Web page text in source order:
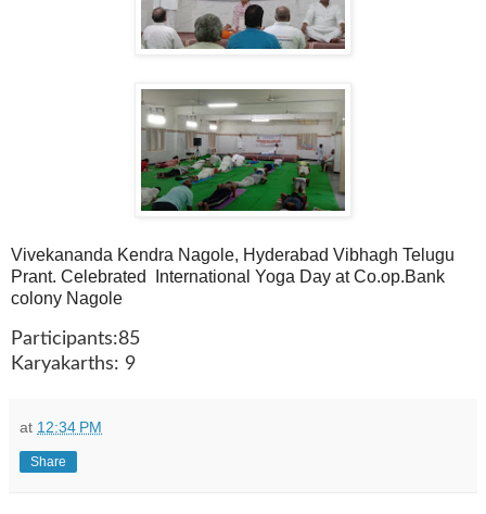
Vivekananda Kendra Nagole, Hyderabad Vibhagh Telugu
Prant. Celebrated International Yoga Day at Co.op.Bank
colony Nagole
Participants:85
Karyakarths: 9
at 12:34 PM
Share